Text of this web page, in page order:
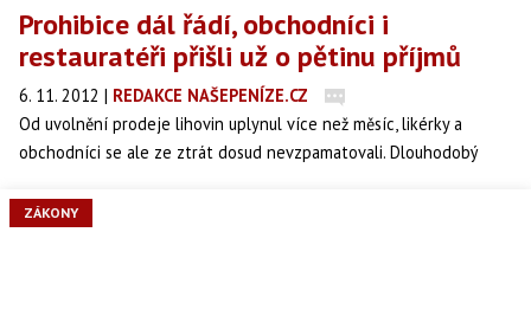
Prohibice dál řádí, obchodníci i
restauratéři přišli už o pětinu příjmů
6. 11. 2012 | REDAKCE NAŠEPENÍZE.CZ
Od uvolnění prodeje lihovin uplynul více než měsíc, likérky a
obchodníci se ale ze ztrát dosud nevzpamatovali. Dlouhodobý
prohibici prohloubil a nákupy klesly až o pětinu, uvedl v úterý Svaz
ZÁKONY